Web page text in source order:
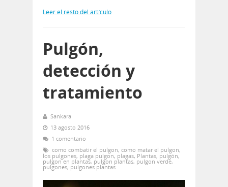
Leer el resto del artículo
Pulgón,
detección y
tratamiento
Sankara
13 agosto 2016
1 comentario
como combatir el pulgon, como matar el pulgon,
los pulgones, plaga pulgon, plagas, Plantas, pulgón,
pulgon en plantas, pulgon plantas, pulgon verde,
pulgones, pulgones plantas